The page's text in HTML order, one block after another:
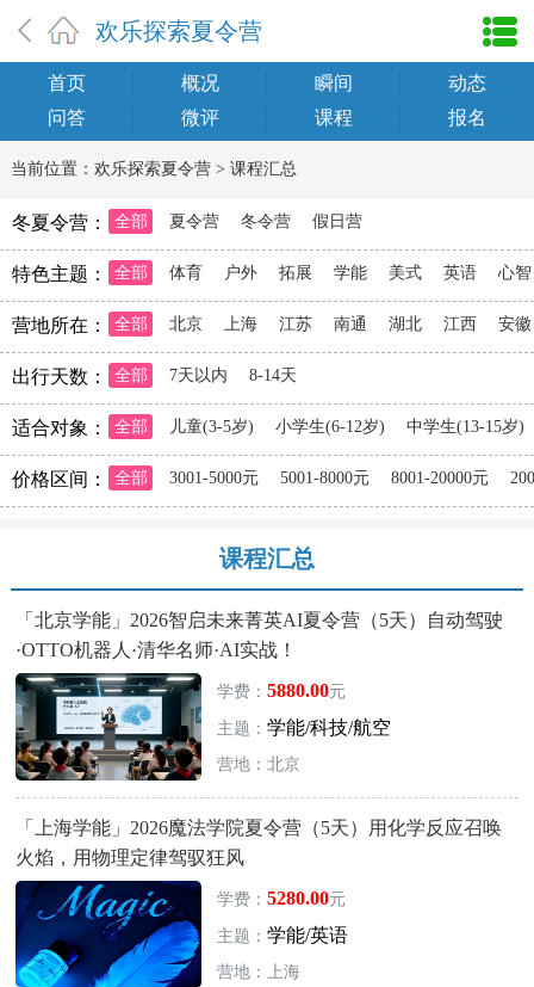
欢乐探索夏令营
首页 概况 瞬间
动态
问答
微评 课程 报名
当前位置： 欢乐探索夏令营> 课程汇总
冬夏令营： 全部 夏令营 冬令营 假日营
特色主题： 全部 体育 户外 拓展 学能 美式 英语 心智
营地所在： 全部 北京 上海 江苏 南通 湖北 江西 安徽
出行天数： 全部 7天以内 8-14天
适合对象： 全部 儿童(3-5岁) 小学生(6-12岁) 中学生(13-15岁)
价格区间： 全部 3001-5000元 5001-8000元 8001-20000元
课程汇总
「北京学能」2026智启未来菁英AI夏令营（5天）自动驾驶
·OTTO机器人·清华名师·AI实战！
学费： 5880.00元
主题： 学能/科技/航空
营地：北京
「上海学能」2026魔法学院夏令营（5天）用化学反应召唤
火焰，用物理定律驾驭狂风
学费： 5280.00元
主题： 学能/英语
营地：上海